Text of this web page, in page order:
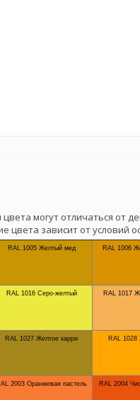
могут отличаться от
цвета зависит от условий
RAL 1005 Желтый мед RAL 1006
RAL 1016 Серо-желтый RAL 1017
RAL 1027 Желтое карри RAL 1028
2003 Оранжевая пастель RAL 2004